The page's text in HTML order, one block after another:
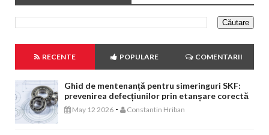
RECENTE POPULARE COMENTARII
Ghid de mentenanță pentru simeringuri SKF:
prevenirea defecțiunilor prin etanșare corectă
May 12 2026 - Constantin Hriban